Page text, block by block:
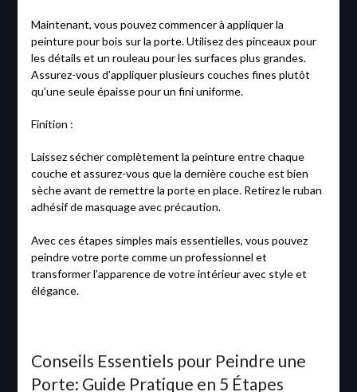
Maintenant, vous pouvez commencer à appliquer la
peinture pour bois sur la porte. Utilisez des pinceaux pour
les détails et un rouleau pour les surfaces plus grandes.
Assurez-vous d’appliquer plusieurs couches fines plutôt
qu’une seule épaisse pour un fini uniforme.
Finition :
Laissez sécher complètement la peinture entre chaque
couche et assurez-vous que la dernière couche est bien
sèche avant de remettre la porte en place. Retirez le ruban
adhésif de masquage avec précaution.
Avec ces étapes simples mais essentielles, vous pouvez
peindre votre porte comme un professionnel et
transformer l’apparence de votre intérieur avec style et
élégance.
Conseils Essentiels pour Peindre une
Porte: Guide Pratique en 5 Étapes